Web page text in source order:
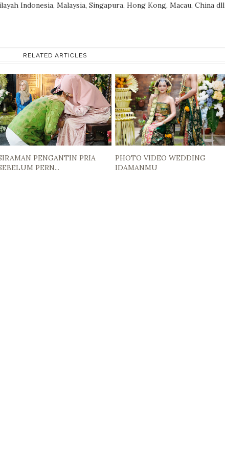
Indonesia, Malaysia, Singapura, Hong Kong, Macau, China dll
RELATED ARTICLES
PENGANTIN PRIA
PERN...
PHOTO VIDEO WEDDING
IDAMANMU